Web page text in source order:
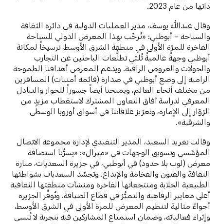
ذاتها من عام 2023.
وقال عبدالله يوسف، مدير العمليات الدولية في دائرة الثقافة
والسياحة – أبوظبي: «نُرحِّب بهذا المعرض الدولي للسياحة
الفاخرة للمرّة الأولى في منطقة الشرق الأوسط، ترسيخاً لمكانة
أبوظبي وجهةً عالميةً تُلبّي تطلُّعات الباحثين عن التجارب
والجولات والعروض الراقية. ويدعم المعرض أهدافنا الطموحة
الرامية إلى وضع أبوظبي في صدارة (قائمة أمنيات) المسافرين
من مختلف أنحاء العالم، ويمنحنا أيضاً جسوراً للحوار والتبادل
المعرفي لدراسة آفاق التعاون المشترك لاستقطاب مزيدٍ من
الزوّار إلى الإمارة، وتعزيز علاقاتنا في أسواق أوروبا الوسطى
والشرقية».
وقالت تغريد السعيد، المدير التنفيذي لإدارة مجموعة الاتصال
المؤسَّسي وتسويق الوجهات في «ميرال»: «يسرُّنا استضافة
معرض (لوب بلا حدود) في أبوظبي، في جزيرة السعديات، منارة
الثقافة والفنون والفخامة والإبداع. وتجسِّد السعديات بشواطئها
الطبيعية الخلابة ومنتجعاتها الفاخرة ومنشآت منطقتها الثقافية
أعلى معايير الرفاهية والتميُّز في قطاع الضيافة. وتُوفِّر الجزيرة
أجواءً مثالية لتنظيم المعرض للمرة الأولى في الشرق الأوسط،
وإثراء فعالياته، وضمان استمتاع المشاركين فيه بتجربة لا تُنسى